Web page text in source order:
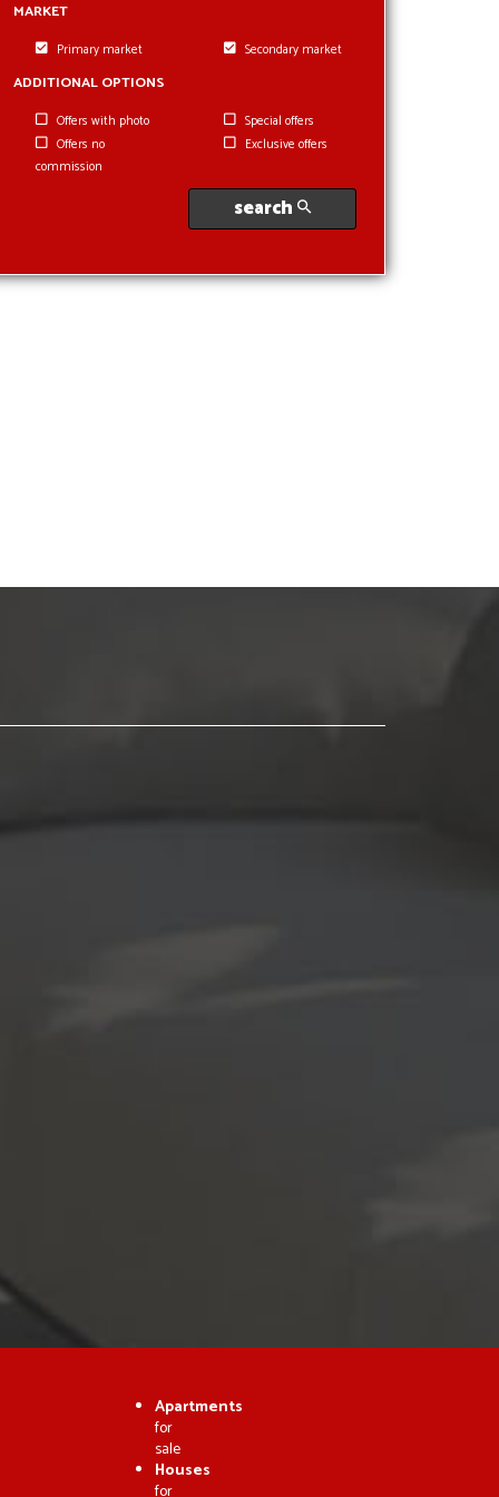
MARKET
Primary market Secondary market
ADDITIONAL OPTIONS
Offers with photo
Special offers
Offers no
commission
Exclusive offers
search
Apartments
for
sale
Houses